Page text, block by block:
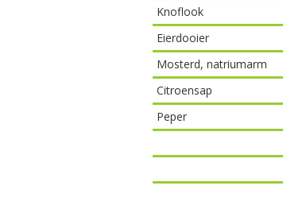
Knoflook
Eierdooier
Mosterd, natriumarm
Citroensap
Peper